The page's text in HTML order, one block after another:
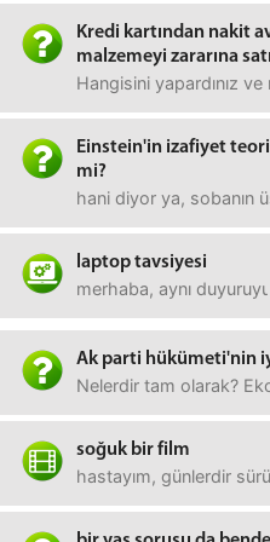
Kredi kartından nakit
malzemeyi zararına
Hangisini yapardınız ve
Einstein'in izafiyet
mi?
hani diyor ya, sobanın
laptop tavsiyesi
merhaba, aynı
Ak parti hükümeti'nin
Nelerdir tam olarak?
soğuk bir film
hastayım, günlerdir